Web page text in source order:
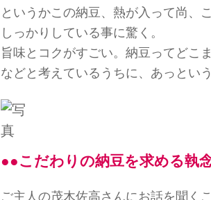
というかこの納豆、熱が入って尚、
しっかりしている事に驚く。
旨味とコクがすごい。納豆ってどこ
などと考えているうちに、あっとい
●●こだわりの納豆を求める執
ご主人の茂木佐高さんにお話を聞く